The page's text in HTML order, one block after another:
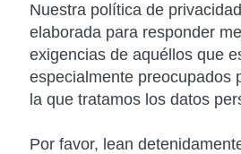
Nuestra política de
elaborada para responder
exigencias de aquéllos que
especialmente preocupados
la que tratamos los datos
Por favor, lean